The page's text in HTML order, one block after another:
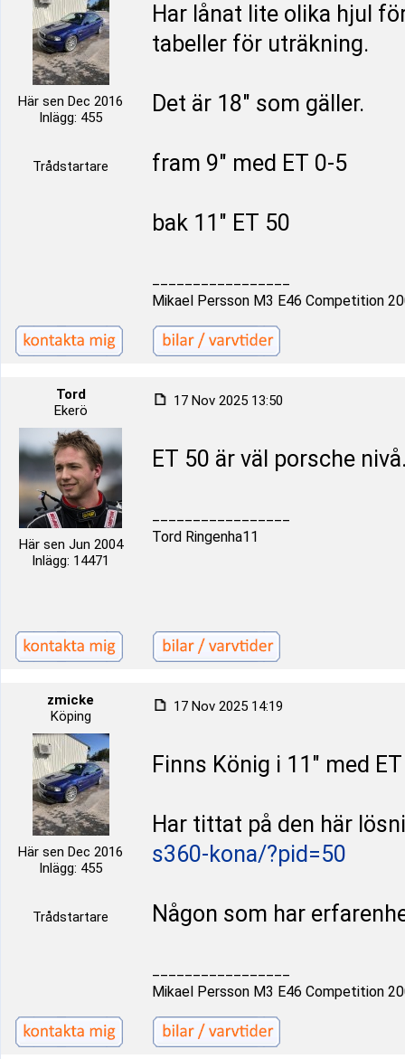
Här sen Dec 2016
Inlägg: 455
Trådstartare
Har lånat lite olika hjul
tabeller för uträkning.
Det är 18" som gäller.
fram 9" med ET 0-5
bak 11" ET 50
Mikael Persson M3 E46 Competition
Tord
Ekerö
Här sen Jun 2004
Inlägg: 14471
17 Nov 2025 13:50
ET 50 är väl porsche
Tord Ringenha11
zmicke
Köping
Här sen Dec 2016
Inlägg: 455
Trådstartare
17 Nov 2025 14:19
Finns König i 11" med
Har tittat på den här
s360-kona/?pid=50
Någon som har
Mikael Persson M3 E46 Competition